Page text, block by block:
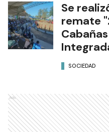
Se
remate
SOCIEDAD
Ads